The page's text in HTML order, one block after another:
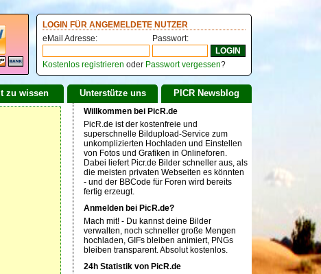
LOGIN FÜR ANGEMELDETE NUTZER
eMail Adresse:
Passwort:
Kostenlos registrieren oder Passwort vergessen?
PICR Newsblog
Unterstütze uns
zu wissen
Willkommen bei PicR.de
PicR.de ist der kostenfreie und
superschnelle Bildupload-Service zum
unkomplizierten Hochladen und Einstellen
von Fotos und Grafiken in Onlineforen.
Dabei liefert Picr.de Bilder schneller aus, als
die meisten privaten Webseiten es könnten
- und der BBCode für Foren wird bereits
fertig erzeugt.
Anmelden bei PicR.de?
Mach mit! - Du kannst deine Bilder
verwalten, noch schneller große Mengen
hochladen, GIFs bleiben animiert, PNGs
bleiben transparent. Absolut kostenlos.
24h Statistik von PicR.de